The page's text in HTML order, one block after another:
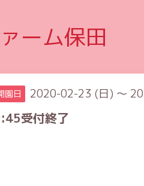
ーム保田
園日 2020-02-23 (日) ～
受付終了